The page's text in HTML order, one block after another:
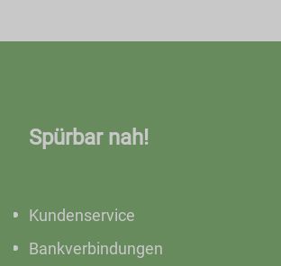
Spürbar nah!
Kundenservice
Bankverbindungen